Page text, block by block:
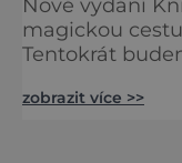
Nové vydání
magickou
Tentokrát
že obě země
zobrazit více >>